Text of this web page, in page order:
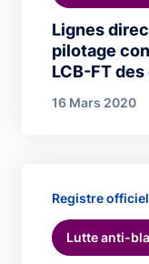
Lignes
pilotage
LCB-FT
16 Mars 2020
Registre
Lutte anti-